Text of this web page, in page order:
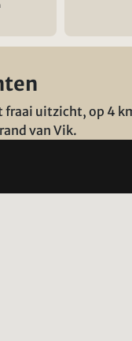
fraai uitzicht, op 4
van Vik.